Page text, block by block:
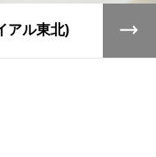
アル東北)